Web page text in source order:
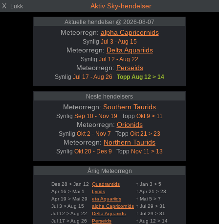
X Lukk Aktiv Sky-hendelser
Aktuelle hendelser @ 2026-08-07
Meteorregn: alpha Capricornids
Synlig Jul 3 - Aug 15
Meteorregn: Delta Aquariids
Synlig Jul 12 - Aug 22
Meteorregn: Perseids
Synlig Jul 17 - Aug 26 Topp Aug 12 > 14
Neste hendelsers
Meteorregn: Southern Taurids
Synlig Sep 10 - Nov 19 Topp Okt 9 > 11
Meteorregn: Orionids
Synlig Okt 2 - Nov 7 Topp Okt 21 > 23
Meteorregn: Northern Taurids
Synlig Okt 20 - Des 9 Topp Nov 11 > 13
Årlig Meteorregn
Des 28 > Jan 12 Quadrantids
↑ Jan 3 > 5
Apr 16 > Mai 1
Lyrids
↑ Apr 21 > 23
Apr 19 > Mai 29
eta Aquariids
↑ Mai 5 > 7
Jul 3 > Aug 15
alpha Capricornids ↑ Jul 29 > 31
Jul 12 > Aug 22
Delta Aquariids
↑ Jul 29 > 31
Jul 17 > Aug 26
Perseids
↑ Aug 12 > 14